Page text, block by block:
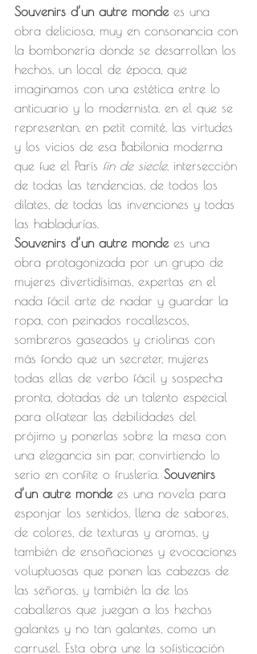
Souvenirs d’un autre monde es una
obra deliciosa, muy en consonancia con
la bombonería donde se desarrollan los
hechos, un local de época, que
imaginamos con una estética entre lo
anticuario y lo modernista. en el que se
representan, en petit comité, las virtudes
y los vicios de esa Babilonia moderna
que fue el París fin de siecle, intersección
de todas las tendencias, de todos los
dilates, de todas las invenciones y todas
las habladurías.
Souvenirs d’un autre monde es una
obra protagonizada por un grupo de
mujeres divertidísimas, expertas en el
nada fácil arte de nadar y guardar la
ropa, con peinados rocallescos,
sombreros gaseados y criolinas con
más fondo que un secreter, mujeres
todas ellas de verbo fácil y sospecha
pronta, dotadas de un talento especial
para olfatear las debilidades del
prójimo y ponerlas sobre la mesa con
una elegancia sin par, convirtiendo lo
serio en confite o fruslería. Souvenirs
d’un autre monde es una novela para
esponjar los sentidos, llena de sabores,
de colores, de texturas y aromas, y
también de ensoñaciones y evocaciones
voluptuosas que ponen las cabezas de
las señoras, y también la de los
caballeros que juegan a los hechos
galantes y no tan galantes, como un
carrusel. Esta obra une la sofisticación